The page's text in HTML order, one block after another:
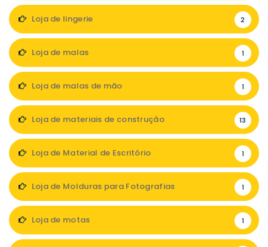
Loja de lingerie 2
Loja de malas 1
Loja de malas de mão 1
Loja de materiais de construção 13
Loja de Material de Escritório 1
Loja de Molduras para Fotografias 1
Loja de motas 1